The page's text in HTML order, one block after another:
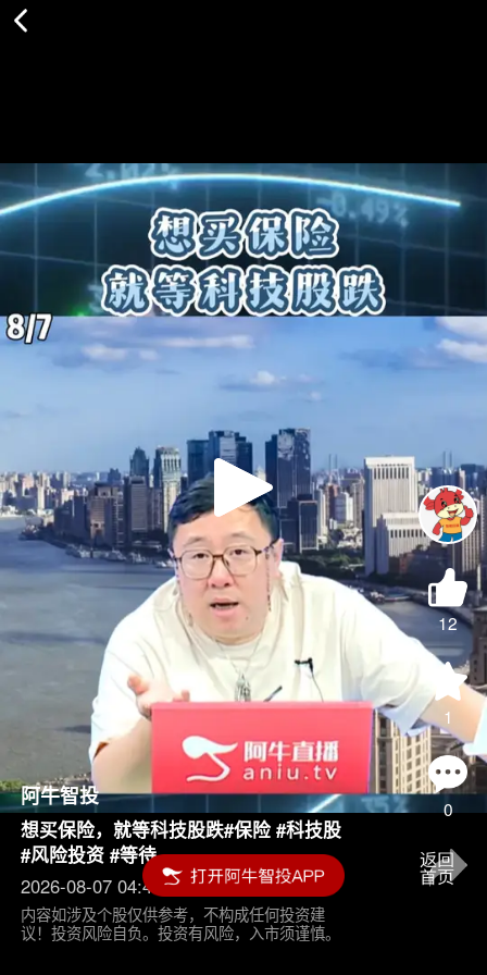
Play
Video
12
1
0
阿牛智投
想买保险，就等科技股跌#保险 #科技股
#风险投资 #等待
2026-08-07 04:45
内容如涉及个股仅供参考，不构成任何投资建
议！投资风险自负。投资有风险，入市须谨慎。